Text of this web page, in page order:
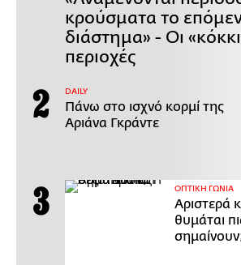
κρούσματα το
διάστημα» - Οι
περιοχές
DAILY
Πάνω στο ισχνό κορμί της
Αριάνα Γκράντε
ΟΠΤΙΚΗ ΓΩΝΙΑ
Αριστερά
θυμάται